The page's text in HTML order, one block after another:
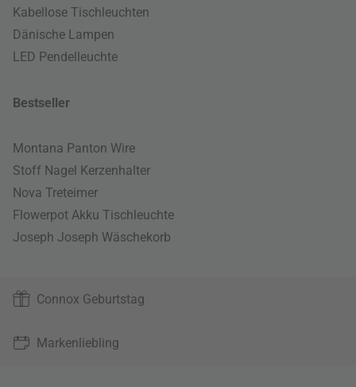
Kabellose Tischleuchten
Dänische Lampen
LED Pendelleuchte
Bestseller
Montana Panton Wire
Stoff Nagel Kerzenhalter
Nova Treteimer
Flowerpot Akku Tischleuchte
Joseph Joseph Wäschekorb
Connox Geburtstag
Markenliebling